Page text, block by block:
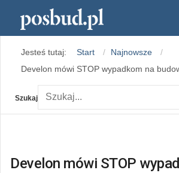
Instagram
Jesteś tutaj: Start
Najnowsze
Develon mówi STOP wypadkom na
Szukaj
Develon mówi STOP